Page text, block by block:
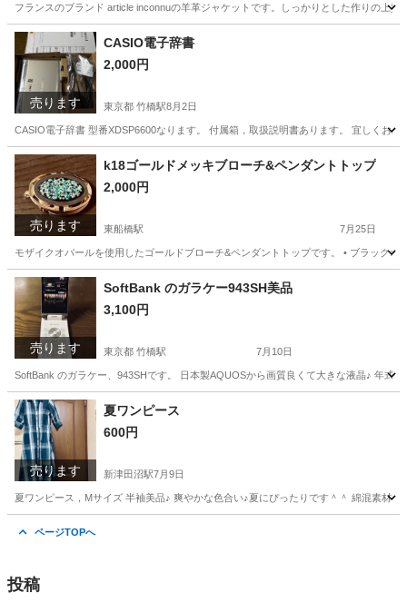
フランスのブランド article inconnuの羊革ジャケットです。しっかりとした作りの上
東京 千代田区 竹橋駅 服/ファッション
売ります
CASIO電子辞書
2,000円
東京都 竹橋駅8月2日
CASIO電子辞書 型番XDSP6600なります。 付属箱，取扱説明書あります。 宜しくお
東京 千代田区 竹橋駅 生活家電 電子辞書
売ります
k18ゴールドメッキブローチ&ペンダントトップ
2,000円
東船橋駅 7月25日
モザイクオパールを使用したゴールドブローチ&ペンダントトップです。 • ブラック
千葉 船橋市 服/ファッション オパール
売ります
SoftBank のガラケー943SH美品
3,100円
東京都 竹橋駅 7月10日
SoftBank のガラケー、943SHです。 日本製AQUOSから画質良くて大きな液晶♪ 年式
東京 千代田区 竹橋駅
売ります
夏ワンピース
600円
新津田沼駅7月9日
夏ワンピース，Mサイズ 半袖美品♪ 爽やかな色合い♪夏にぴったりです＾＾ 綿混素材
ページTOPへ
投稿